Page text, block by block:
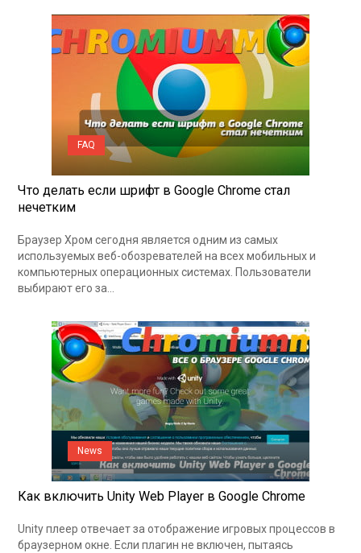
FAQ
Что делать если шрифт в Google Chrome стал
нечетким
Браузер Хром сегодня является одним из самых
используемых веб-обозревателей на всех мобильных и
компьютерных операционных системах. Пользователи
выбирают его за…
News
Как включить Unity Web Player в Google Chrome
Unity плеер отвечает за отображение игровых процессов в
браузерном окне. Если плагин не включен, пытаясь